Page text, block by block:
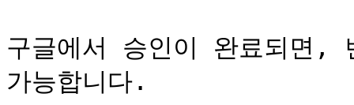
구글에서 승인이 완료되면,
가능합니다.